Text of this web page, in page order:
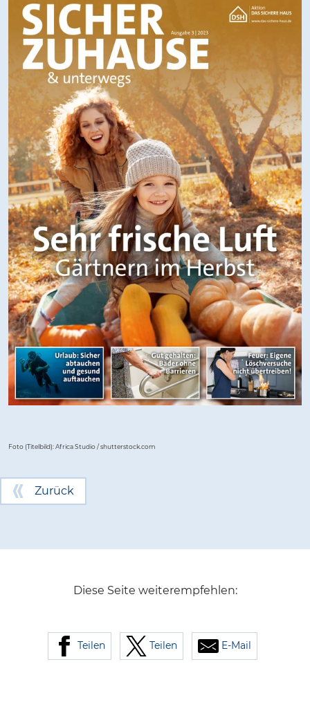
Foto (Titelbild): Africa Studio / shutterstock.com
Zurück
Diese Seite weiterempfehlen:
Teilen Teilen E-Mail